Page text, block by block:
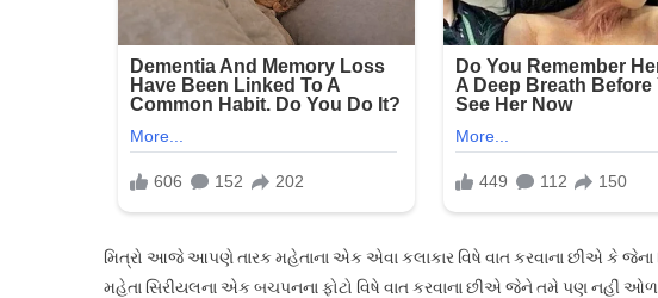
દેખાતી
હતી
બબીતાજી,
જુઓ
મિત્રો આજે આપણે તારક મહેતાના એક એવા કલાકાર વિષે વાત કરવાના છીએ કે
મહેતા સિરીયલના એક બચપનના ફોટો વિષે વાત કરવાના છીએ જેને તમે પણ નહીં